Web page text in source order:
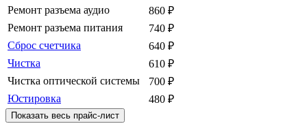
Ремонт разъема аудио
860 ₽
Ремонт разъема питания
740 ₽
Сброс счетчика
640 ₽
Чистка
610 ₽
Чистка оптической системы
700 ₽
Юстировка
480 ₽
Показать весь прайс-лист